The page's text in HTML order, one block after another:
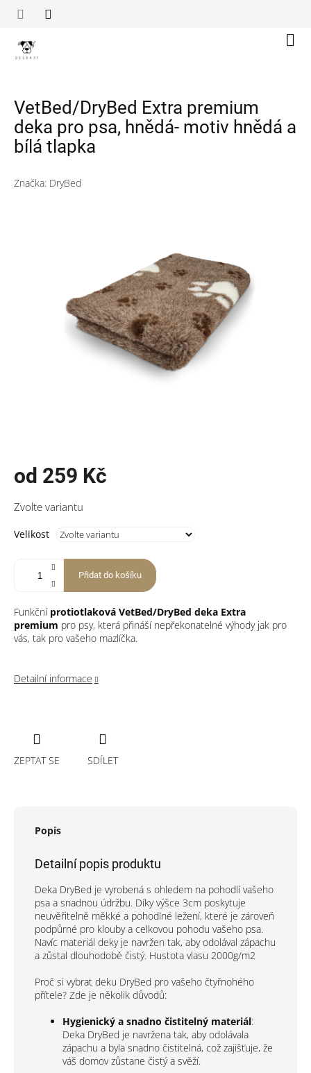
VetBed/DryBed Extra premium
deka pro psa, hnědá- motiv hnědá a
bílá tlapka
Značka: DryBed
od 259 Kč
cena:
Zvolte variantu
Velikost
Přidat do košíku
Funkční protiotlaková VetBed/DryBed deka Extra
premium pro psy, která přináší nepřekonatelné výhody jak pro
vás, tak pro vašeho mazlíčka.
Detailní informace
ZEPTAT SE SDÍLET
Popis
Detailní popis produktu
Deka DryBed je vyrobená s ohledem na pohodlí vašeho
psa a snadnou údržbu. Díky výšce 3cm poskytuje
neuvěřitelně měkké a pohodlné ležení, které je zároveň
podpůrné pro klouby a celkovou pohodu vašeho psa.
Navíc materiál deky je navržen tak, aby odolával zápachu
a zůstal dlouhodobě čistý. Hustota vlasu 2000g/m2
Proč si vybrat deku DryBed pro vašeho čtyřnohého
přítele? Zde je několik důvodů:
Hygienický a snadno čistitelný materiál:
Deka DryBed je navržena tak, aby odolávala
zápachu a byla snadno čistitelná, což zajišťuje, že
váš domov zůstane čistý a svěží.